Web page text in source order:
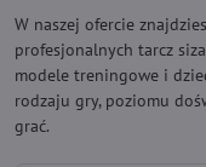
W naszej ofercie
profesjonalnych tarcz
modele treningowe i
rodzaju gry, poziomu
grać.